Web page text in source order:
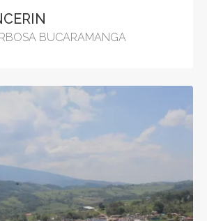
BUCARAMANGA